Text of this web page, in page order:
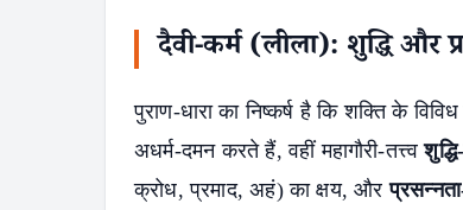
दैवी-कर्म (लीला): शुद्धि और
पुराण-धारा का निष्कर्ष है कि शक्ति के
अधर्म-दमन करते हैं, वहीं महागौरी-तत्त्व
क्रोध, प्रमाद, अहं) का क्षय, और